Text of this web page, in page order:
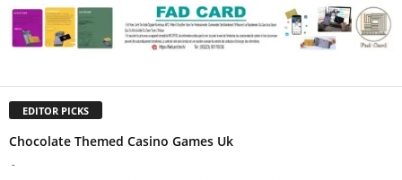
EDITOR PICKS
Chocolate Themed Casino Games Uk
-